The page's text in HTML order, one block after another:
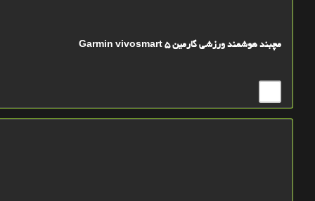
مچبند هوشمند ورزشی گارمین Garmin vivosmart 5